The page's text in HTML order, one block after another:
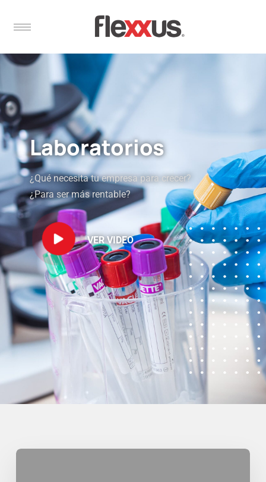
Laboratorios
¿Qué necesita tu empresa para crecer?
¿Para ser más rentable?
VER VIDEO